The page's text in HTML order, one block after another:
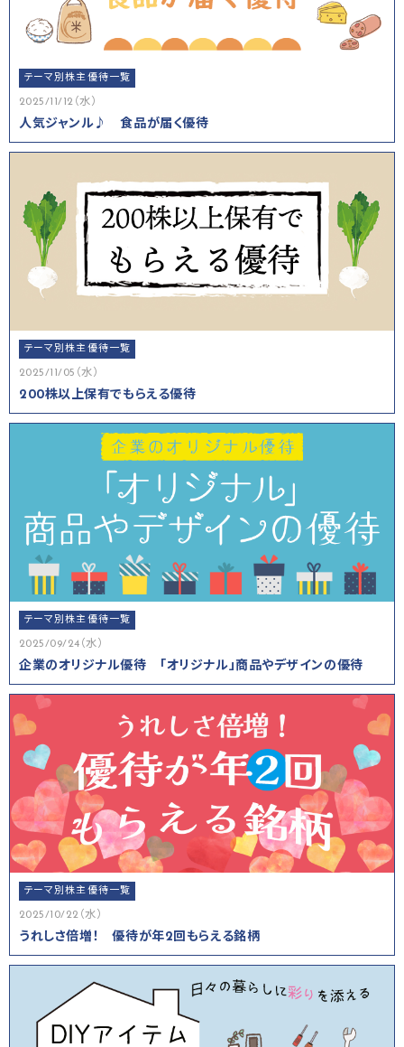
テーマ別株主優待一覧
2025/11/12（水）
人気ジャンル♪ 食品が届く優待
テーマ別株主優待一覧
2025/11/05（水）
200株以上保有でもらえる優待
テーマ別株主優待一覧
2025/09/24（水）
企業のオリジナル優待 「オリジナル」商品やデザインの優待
テーマ別株主優待一覧
2025/10/22（水）
うれしさ倍増！ 優待が年2回もらえる銘柄